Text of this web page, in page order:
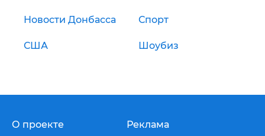
Новости Донбасса Спорт
США Шоубиз
О проекте Реклама